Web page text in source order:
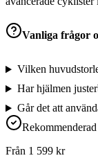
Vanliga frågor
Vilken
Har hjälmen
Går det att
Från 1 599 kr